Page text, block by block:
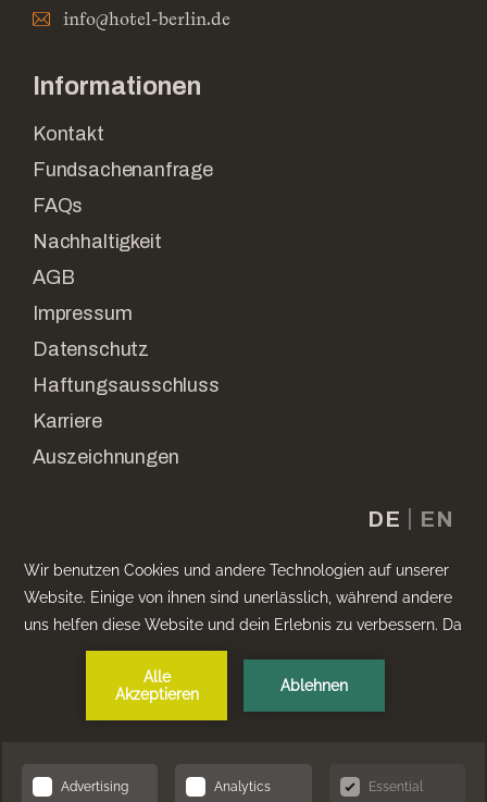
info@hotel-berlin.de
Informationen
Kontakt
Fundsachenanfrage
FAQs
Nachhaltigkeit
AGB
Impressum
Datenschutz
Haftungsausschluss
Karriere
Auszeichnungen
DE EN
Auszeichnungen & Anerkennungen
Breeam Zertifizierung